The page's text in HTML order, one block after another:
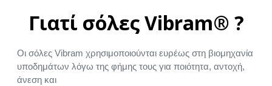
Γιατί σόλες Vibram® ?
Οι σόλες Vibram χρησιμοποιούνται ευρέως στη βιομηχανία
υποδημάτων λόγω της φήμης τους για ποιότητα, αντοχή,
άνεση και